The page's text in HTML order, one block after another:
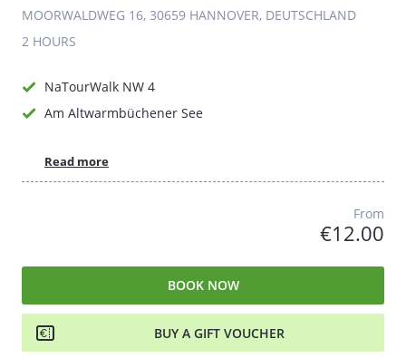
MOORWALDWEG 16, 30659 HANNOVER, DEUTSCHLAND
2 HOURS
NaTourWalk NW 4
Am Altwarmbüchener See
Read more
From
€12.00
BOOK NOW
BUY A GIFT VOUCHER